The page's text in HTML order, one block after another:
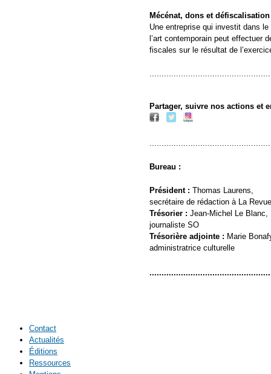
Mécénat, dons et
Une entreprise qui investit dans le
l’art contemporain peut effectuer
fiscales sur le résultat de
Partager, suivre nos actions et
Bureau :
Président : Thomas Laurens,
secrétaire de rédaction à La Revue
Trésorier : Jean-Michel Le Blanc,
journaliste SO
Trésorière adjointe : Marie
administratrice culturelle
Contact
Actualités
Éditions
Ressources